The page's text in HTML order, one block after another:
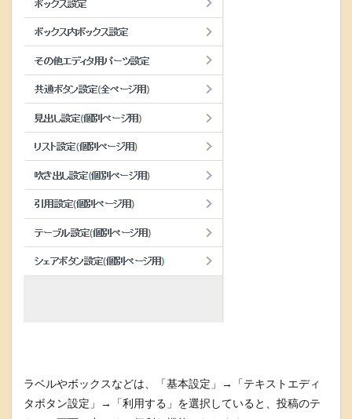
ラベルやボックスなどは、「基本設定」→「テキストエディ
タボタン設定」→「利用する」を選択していると、投稿のテ